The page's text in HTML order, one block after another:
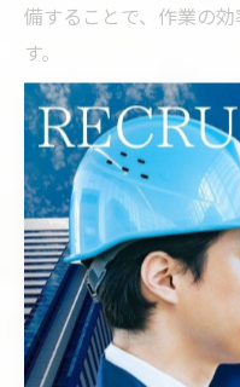
備することで、作業の
す。
特に建設マネジメント
成」「出来高管理」「
際の現場で頻繁に活用
ておくことで、急なト
できる力が養われます。
また、実務知識の整理
成功事例を記録・共有
ば、施工手順の見直し